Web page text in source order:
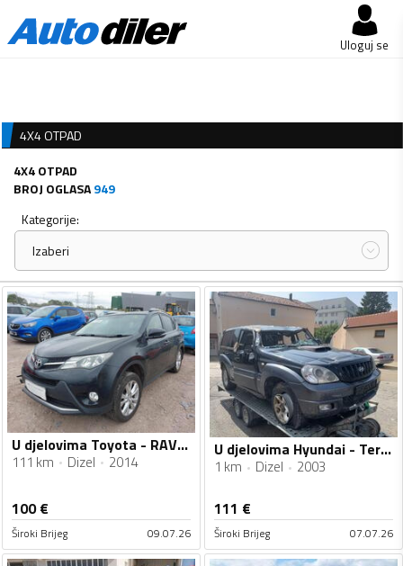
Uloguj se
4X4 OTPAD
4X4 OTPAD
BROJ OGLASA949
Kategorije:
Izaberi
U djelovima Toyota - RAV 4 2.0 D4D
111 km Dizel 2014
100€
Široki Brijeg 09.07.26
U djelovima Hyundai - Terracan 2.9 CRDI
1 km Dizel 2003
111 €
Široki Brijeg 07.07.26